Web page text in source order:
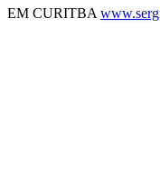
EM CURITBA